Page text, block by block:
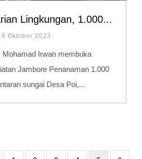
Lingkungan, 1.000...
Oktober 2023
Mohamad Irwan membuka
Jambore Penanaman 1.000
sungai Desa Poi,...